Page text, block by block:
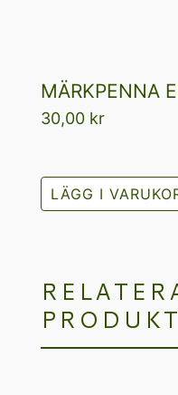
MÄRKPENNA
30,00 kr
LÄGG I